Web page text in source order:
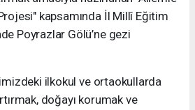
kapsamında İl Millî Eğitim
Poyrazlar Gölü’ne gezi
ilkokul ve ortaokullarda
doğayı korumak ve